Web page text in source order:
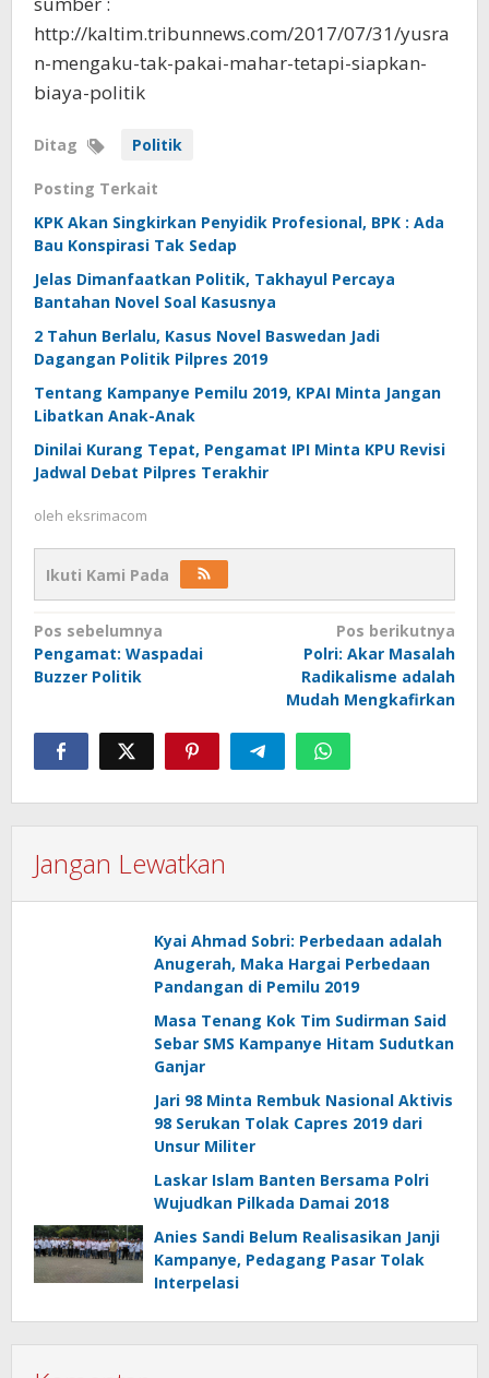
http://kaltim.tribunnews.com/2017/07/31/yusra
n-mengaku-tak-pakai-mahar-tetapi-siapkan-
biaya-politik
Ditag Politik
Posting Terkait
KPK Akan Singkirkan Penyidik Profesional, BPK : Ada
Bau Konspirasi Tak Sedap
Jelas Dimanfaatkan Politik, Takhayul Percaya
Bantahan Novel Soal Kasusnya
2 Tahun Berlalu, Kasus Novel Baswedan Jadi
Dagangan Politik Pilpres 2019
Tentang Kampanye Pemilu 2019, KPAI Minta Jangan
Libatkan Anak-Anak
Dinilai Kurang Tepat, Pengamat IPI Minta KPU Revisi
Jadwal Debat Pilpres Terakhir
oleh eksrimacom
Ikuti Kami Pada
Navigasi
pos
Pos sebelumnya
Pengamat: Waspadai
Buzzer Politik
Pos berikutnya
Polri: Akar Masalah
Radikalisme adalah
Mudah Mengkafirkan
Jangan Lewatkan
Kyai Ahmad Sobri: Perbedaan adalah
Anugerah, Maka Hargai Perbedaan
Pandangan di Pemilu 2019
Masa Tenang Kok Tim Sudirman Said
Sebar SMS Kampanye Hitam Sudutkan
Ganjar
Jari 98 Minta Rembuk Nasional Aktivis
98 Serukan Tolak Capres 2019 dari
Unsur Militer
Laskar Islam Banten Bersama Polri
Wujudkan Pilkada Damai 2018
Anies Sandi Belum Realisasikan Janji
Kampanye, Pedagang Pasar Tolak
Interpelasi